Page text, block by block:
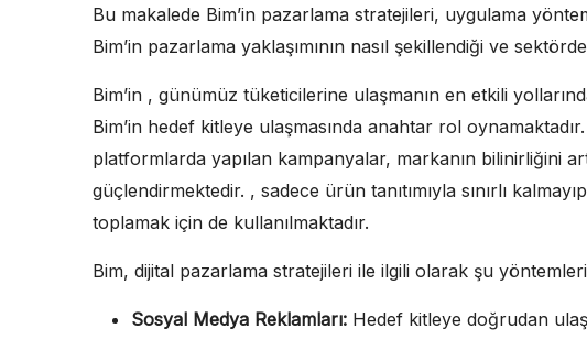
Bu makalede Bim’in pazarlama stratejileri, uygulama
Bim’in pazarlama yaklaşımının nasıl şekillendiği ve
Bim’in , günümüz tüketicilerine ulaşmanın en etkili
Bim’in hedef kitleye ulaşmasında anahtar rol
platformlarda yapılan kampanyalar, markanın bilinirliğini
güçlendirmektedir. , sadece ürün tanıtımıyla sınırlı
toplamak için de kullanılmaktadır.
Bim, dijital pazarlama stratejileri ile ilgili olarak şu
Sosyal Medya Reklamları: Hedef kitleye doğrudan